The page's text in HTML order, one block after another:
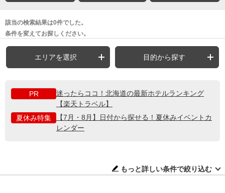
該当の検索結果は0件でした。
条件を変えてお探しください。
エリアを選択 目的から探す
PR
迷ったらココ！北海道の最新ホテルランキング
【楽天トラベル】
夏休み特集
【7月・8月】日付から探せる！夏休みイベントカ
レンダー
もっと詳しい条件で絞り込む